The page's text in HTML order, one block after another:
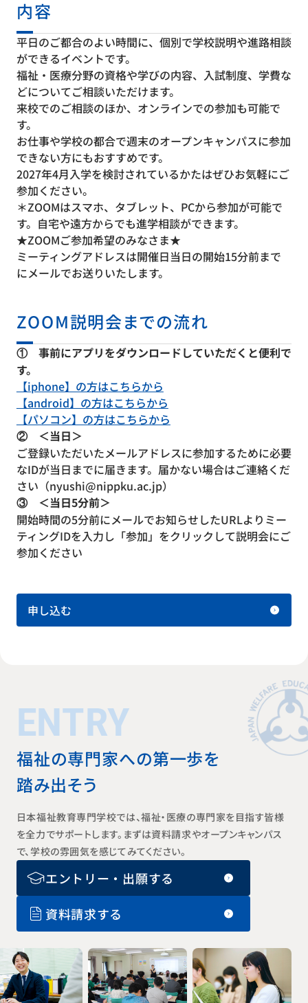
内容
平日のご都合のよい時間に、個別で学校説明や進路相談
ができるイベントです。
福祉・医療分野の資格や学びの内容、入試制度、学費な
どについてご相談いただけます。
来校でのご相談のほか、オンラインでの参加も可能で
す。
お仕事や学校の都合で週末のオープンキャンパスに参加
できない方にもおすすめです。
2027年4月入学を検討されているかたはぜひお気軽にご
参加ください。
＊ZOOMはスマホ、タブレット、PCから参加が可能で
す。自宅や遠方からでも進学相談ができます。
★ZOOMご参加希望のみなさま★
ミーティングアドレスは開催日当日の開始15分前まで
にメールでお送りいたします。
ZOOM説明会までの流れ
① 事前にアプリをダウンロードしていただくと便利で
す。
【iphone】の方はこちらから
【android】の方はこちらから
【パソコン】の方はこちらから
② ＜当日＞
ご登録いただいたメールアドレスに参加するために必要
なIDが当日までに届きます。届かない場合はご連絡くだ
さい（nyushi@nippku.ac.jp）
③ ＜当日5分前＞
開始時間の5分前にメールでお知らせしたURLよりミー
ティングIDを入力し「参加」をクリックして説明会にご
参加ください
申し込む
ENTRY
福祉の専門家への第一歩を
踏み出そう
日本福祉教育専門学校では、福祉・医療の専門家を目指す皆様
を全力でサポートします。まずは資料請求やオープンキャンパス
で、学校の雰囲気を感じてみてください。
エントリー・出願する
資料請求する